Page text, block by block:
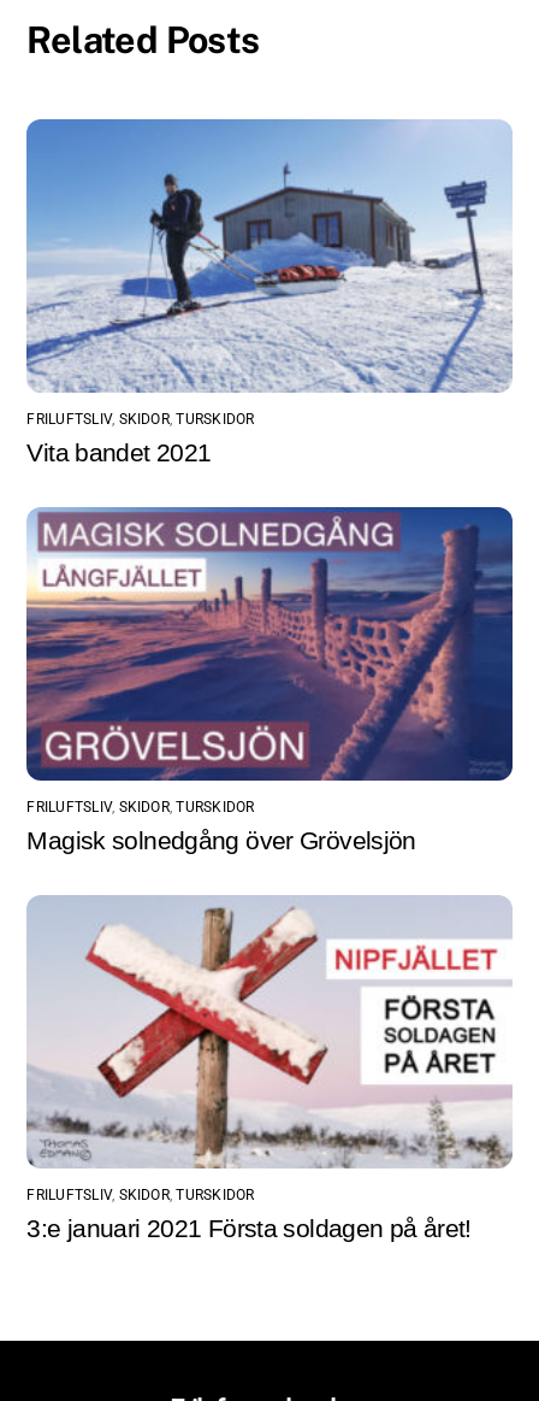
Related Posts
FRILUFTSLIV, SKIDOR,TURSKIDOR
Vita bandet 2021
FRILUFTSLIV, SKIDOR,TURSKIDOR
Magisk solnedgång över Grövelsjön
FRILUFTSLIV, SKIDOR,TURSKIDOR
3:e januari 2021 Första soldagen på året!